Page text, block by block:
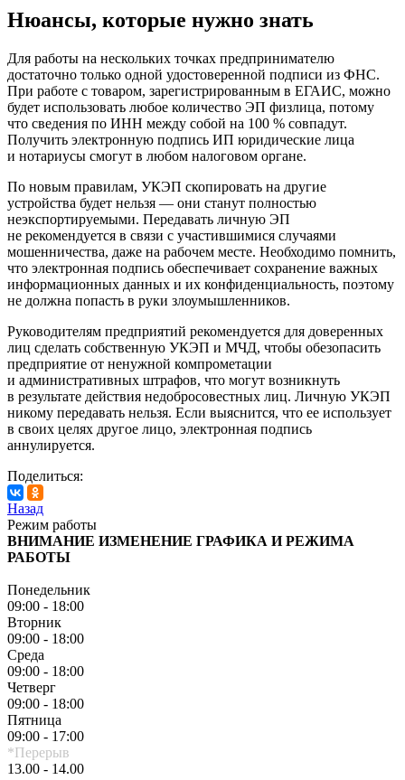
Нюансы, которые нужно знать
Для работы на нескольких точках предпринимателю
достаточно только одной удостоверенной подписи из ФНС.
При работе с товаром, зарегистрированным в ЕГАИС, можно
будет использовать любое количество ЭП физлица, потому
что сведения по ИНН между собой на 100 % совпадут.
Получить электронную подпись ИП юридические лица
и нотариусы смогут в любом налоговом органе.
По новым правилам, УКЭП скопировать на другие
устройства будет нельзя — они станут полностью
неэкспортируемыми. Передавать личную ЭП
не рекомендуется в связи с участившимися случаями
мошенничества, даже на рабочем месте. Необходимо помнить,
что электронная подпись обеспечивает сохранение важных
информационных данных и их конфиденциальность, поэтому
не должна попасть в руки злоумышленников.
Руководителям предприятий рекомендуется для доверенных
лиц сделать собственную УКЭП и МЧД, чтобы обезопасить
предприятие от ненужной компрометации
и административных штрафов, что могут возникнуть
в результате действия недобросовестных лиц. Личную УКЭП
никому передавать нельзя. Если выяснится, что ее использует
в своих целях другое лицо, электронная подпись
аннулируется.
Поделиться:
Назад
Режим работы
ВНИМАНИЕ ИЗМЕНЕНИЕ ГРАФИКА И РЕЖИМА
РАБОТЫ
Понедельник
09:00 - 18:00
Вторник
09:00 - 18:00
Среда
09:00 - 18:00
Четверг
09:00 - 18:00
Пятница
09:00 - 17:00
*Перерыв
13.00 - 14.00